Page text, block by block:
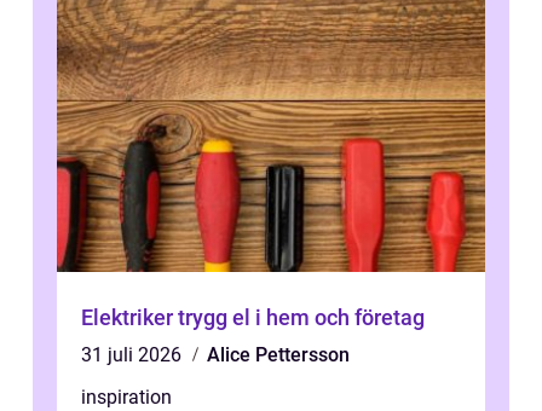
Elektriker trygg el i hem och företag
31 juli 2026
Alice Pettersson
inspiration